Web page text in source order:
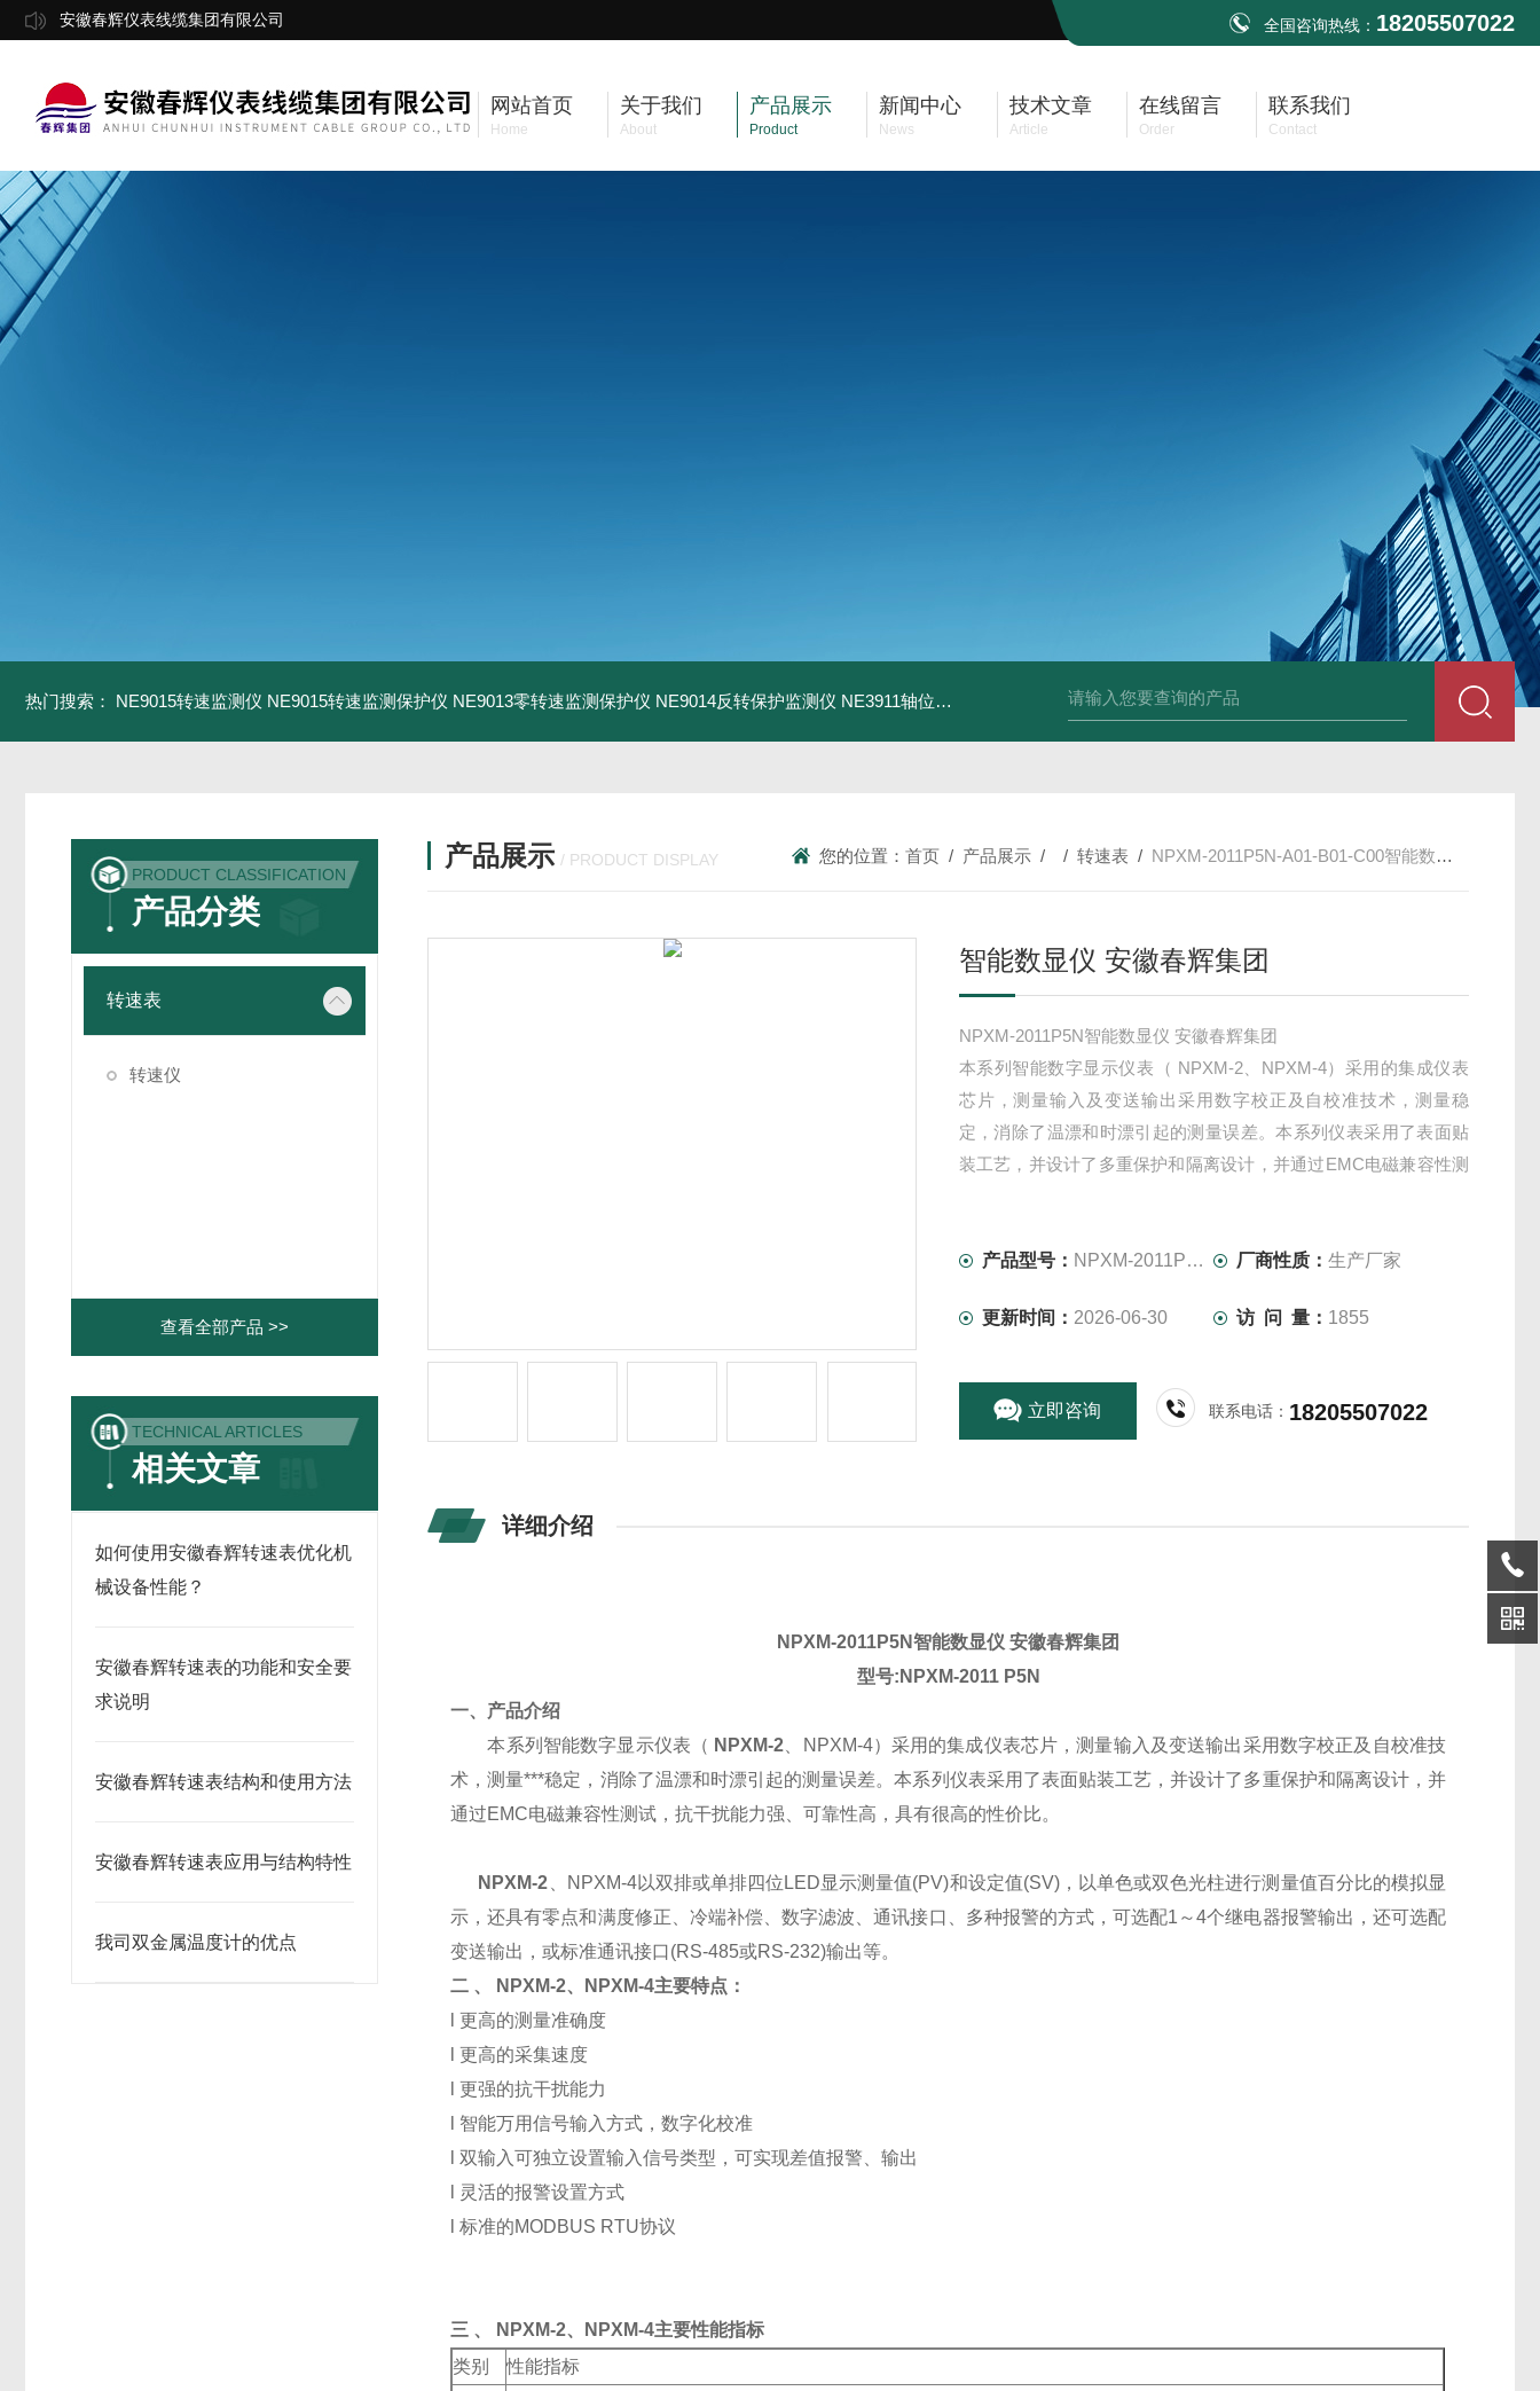
安徽春辉仪表线缆集团有限公司 全国咨询热线： 18205507022
网站首页
Home
关于我们
About
产品展示
Product
新闻中心
News
技术文章
Article
在线留言
Order
联系我们
Contact
热门搜索： NE9015转速监测仪 NE9015转速监测保护仪 NE9013零转速监测保护仪 NE9014反转保护监测仪 NE3911轴位移变送器 NE3931热膨胀变送器 NE3941E轴承振动速度变送器 NE3951E轴承
PRODUCT CLASSIFICATION
产品分类
转速表
转速仪
查看全部产品 >>
TECHNICAL ARTICLES
相关文章
如何使用安徽春辉转速表优化机
械设备性能？
安徽春辉转速表的功能和安全要
求说明
安徽春辉转速表结构和使用方法
安徽春辉转速表应用与结构特性
我司双金属温度计的优点
产品展示 / PRODUCT DISPLAY 您的位置：首页 / 产品展示 / /转速表 / NPXM-2011P5N-A01-B01-C00智能数显仪 安徽春辉集团
智能数显仪 安徽春辉集团
NPXM-2011P5N智能数显仪 安徽春辉集团
本系列智能数字显示仪表（ NPXM-2、NPXM-4）采用的集成仪表
芯片，测量输入及变送输出采用数字校正及自校准技术，测量稳
定，消除了温漂和时漂引起的测量误差。本系列仪表采用了表面贴
装工艺，并设计了多重保护和隔离设计，并通过EMC电磁兼容性测
产品型号： NPXM-2011P5N-A01-B01-C00 厂商性质：生产厂家
更新时间： 2026-06-30 访 问 量： 1855
立即咨询 联系电话： 18205507022
详细介绍
NPXM-2011P5N智能数显仪 安徽春辉集团
型号:NPXM-2011 P5N
一、产品介绍
本系列智能数字显示仪表（ NPXM-2 、NPXM-4）采用的集成仪表芯片，测量输入及变送输出采用数字校正及自校准技
术，测量***稳定，消除了温漂和时漂引起的测量误差。本系列仪表采用了表面贴装工艺，并设计了多重保护和隔离设计，并
通过EMC电磁兼容性测试，抗干扰能力强、可靠性高，具有很高的性价比。
NPXM-2 、NPXM-4以双排或单排四位LED显示测量值(PV)和设定值(SV)，以单色或双色光柱进行测量值百分比的模拟显
示，还具有零点和满度修正、冷端补偿、数字滤波、通讯接口、多种报警的方式，可选配1～4个继电器报警输出，还可选配
变送输出，或标准通讯接口(RS-485或RS-232)输出等。
二 、
NPXM-2、NPXM-4主要特点：
l 更高的测量准确度
l 更高的采集速度
l 更强的抗干扰能力
l 智能万用信号输入方式，数字化校准
l 双输入可独立设置输入信号类型，可实现差值报警、输出
l 灵活的报警设置方式
l 标准的MODBUS RTU协议
三 、 NPXM-2、NPXM-4主要性能指标
类别
性能指标